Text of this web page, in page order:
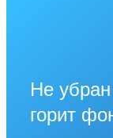
Не
горит